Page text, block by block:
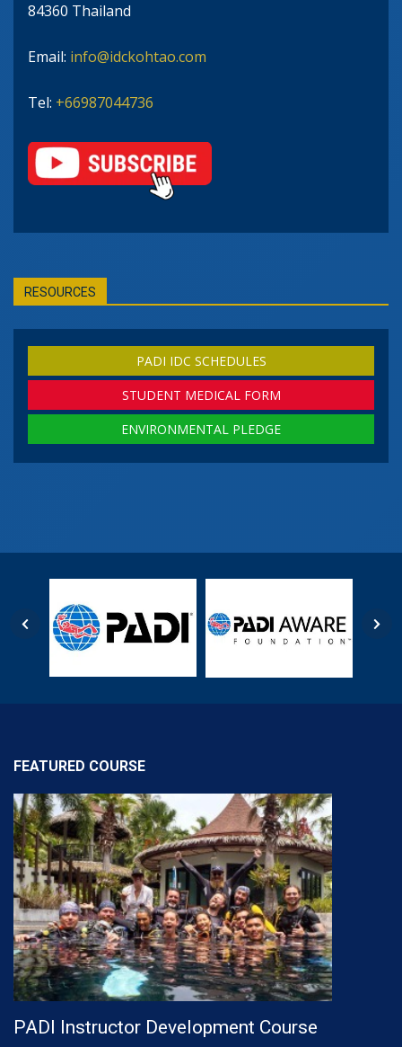
84360 Thailand
Email: info@idckohtao.com
Tel: +66987044736
RESOURCES
PADI IDC SCHEDULES
STUDENT MEDICAL FORM
ENVIRONMENTAL PLEDGE
FEATURED COURSE
PADI Instructor Development Course